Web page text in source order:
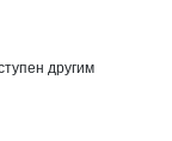
другим